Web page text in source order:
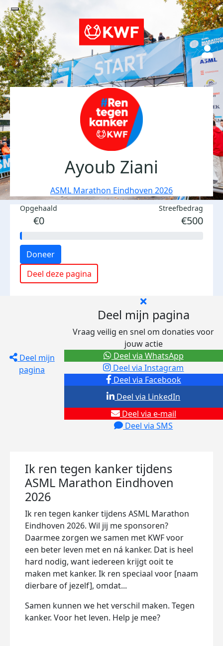
Ayoub Ziani
ASML Marathon Eindhoven 2026
Opgehaald
€0
Streefbedrag
€500
Doneer
Deel deze pagina
Deel mijn
pagina
Deel mijn pagina
Vraag veilig en snel om donaties voor
jouw actie
Deel via Facebook
Deel via Instagram
Deel via e-mail
Deel via SMS
Deel via LinkedIn
Deel via WhatsApp
Ik ren tegen kanker tijdens
ASML Marathon Eindhoven
2026
Ik ren tegen kanker tijdens ASML Marathon
Eindhoven 2026. Wil jij me sponsoren?
Daarmee zorgen we samen met KWF voor
een beter leven met en ná kanker. Dat is heel
hard nodig, want iedereen krijgt ooit te
maken met kanker. Ik ren speciaal voor [naam
dierbare of jezelf], omdat...
Samen kunnen we het verschil maken. Tegen
kanker. Voor het leven. Help je mee?